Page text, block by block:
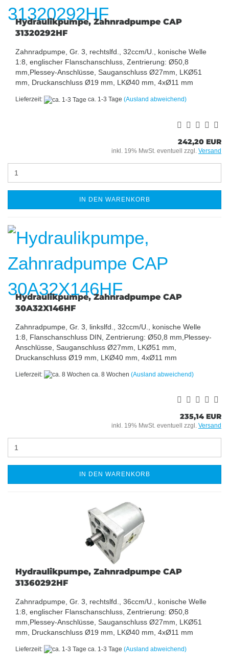
Hydraulikpumpe, Zahnradpumpe CAP
31320292HF
Zahnradpumpe, Gr. 3, rechtslfd., 32ccm/U., konische Welle
1:8, englischer Flanschanschluss, Zentrierung: Ø50,8
mm,Plessey-Anschlüsse, Sauganschluss Ø27mm, LKØ51
mm, Druckanschluss Ø19 mm, LKØ40 mm, 4xØ11 mm
Lieferzeit: ca. 1-3 Tage (Ausland abweichend)
242,20 EUR
inkl. 19% MwSt. eventuell zzgl. Versand
IN DEN WARENKORB
Hydraulikpumpe, Zahnradpumpe CAP
30A32X146HF
Zahnradpumpe, Gr. 3, linkslfd., 32ccm/U., konische Welle
1:8, Flanschanschluss DIN, Zentrierung: Ø50,8 mm,Plessey-
Anschlüsse, Sauganschluss Ø27mm, LKØ51 mm,
Druckanschluss Ø19 mm, LKØ40 mm, 4xØ11 mm
Lieferzeit: ca. 8 Wochen (Ausland abweichend)
235,14 EUR
inkl. 19% MwSt. eventuell zzgl. Versand
IN DEN WARENKORB
Hydraulikpumpe, Zahnradpumpe CAP
31360292HF
Zahnradpumpe, Gr. 3, rechtslfd., 36ccm/U., konische Welle
1:8, englischer Flanschanschluss, Zentrierung: Ø50,8
mm,Plessey-Anschlüsse, Sauganschluss Ø27mm, LKØ51
mm, Druckanschluss Ø19 mm, LKØ40 mm, 4xØ11 mm
Lieferzeit: ca. 1-3 Tage (Ausland abweichend)